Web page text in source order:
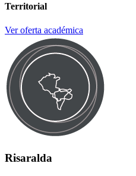
Territorial
Ver oferta académica
Risaralda